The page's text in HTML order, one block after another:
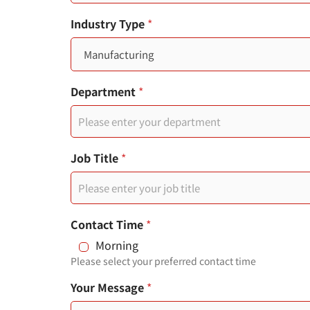
t
e
d
t
a
t
s
+
1
Industry Type *
Department *
Job Title *
Contact Time *
Morning
Please select your preferred contact time
分
機
Your Message *